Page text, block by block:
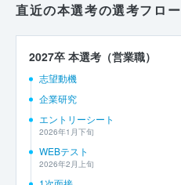
直近の本選考の選考フロー
2027卒 本選考（営業職）
志望動機
企業研究
エントリーシート
2026年1月下旬
WEBテスト
2026年2月上旬